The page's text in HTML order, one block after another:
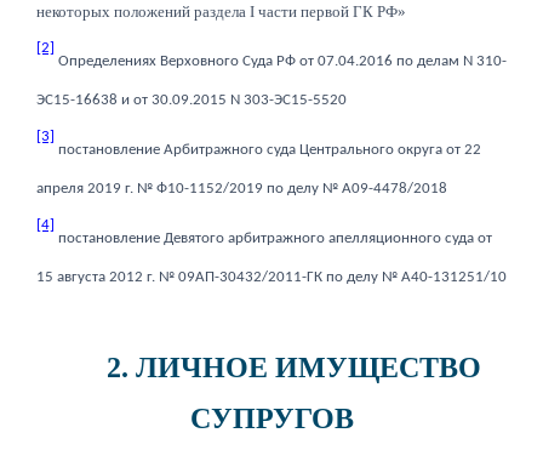
некоторых положений раздела I части первой ГК РФ»
[2]
Определениях Верховного Суда РФ от 07.04.2016 по делам N 310-
ЭС15-16638 и от 30.09.2015 N 303-ЭС15-5520
[3]
постановление Арбитражного суда Центрального округа от 22
апреля 2019 г. № Ф10-1152/2019 по делу № А09-4478/2018
[4]
постановление Девятого арбитражного апелляционного суда от
15 августа 2012 г. № 09АП-30432/2011-ГК по делу № А40-131251/10
2. ЛИЧНОЕ ИМУЩЕСТВО
СУПРУГОВ